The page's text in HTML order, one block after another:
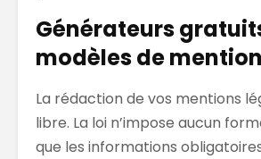
Générateurs
modèles de
La rédaction de vos mentions
libre. La loi n’impose aucun
que les informations